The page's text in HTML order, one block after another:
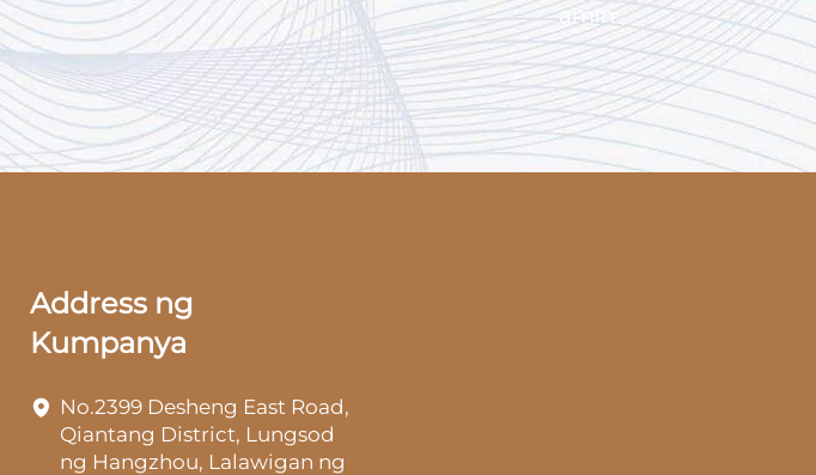
amin
Address ng
Kumpanya
No.2399 Desheng East Road,
Qiantang District, Lungsod
ng Hangzhou, Lalawigan ng